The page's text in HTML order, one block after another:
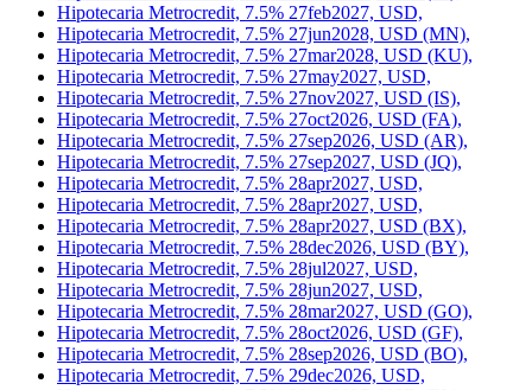
Hipotecaria Metrocredit, 7.5% 27feb2027, USD,
Hipotecaria Metrocredit, 7.5% 27jun2028, USD (MN),
Hipotecaria Metrocredit, 7.5% 27mar2028, USD (KU),
Hipotecaria Metrocredit, 7.5% 27may2027, USD,
Hipotecaria Metrocredit, 7.5% 27nov2027, USD (IS),
Hipotecaria Metrocredit, 7.5% 27oct2026, USD (FA),
Hipotecaria Metrocredit, 7.5% 27sep2026, USD (AR),
Hipotecaria Metrocredit, 7.5% 27sep2027, USD (JQ),
Hipotecaria Metrocredit, 7.5% 28apr2027, USD,
Hipotecaria Metrocredit, 7.5% 28apr2027, USD,
Hipotecaria Metrocredit, 7.5% 28apr2027, USD (BX),
Hipotecaria Metrocredit, 7.5% 28dec2026, USD (BY),
Hipotecaria Metrocredit, 7.5% 28jul2027, USD,
Hipotecaria Metrocredit, 7.5% 28jun2027, USD,
Hipotecaria Metrocredit, 7.5% 28mar2027, USD (GO),
Hipotecaria Metrocredit, 7.5% 28oct2026, USD (GF),
Hipotecaria Metrocredit, 7.5% 28sep2026, USD (BO),
Hipotecaria Metrocredit, 7.5% 29dec2026, USD,